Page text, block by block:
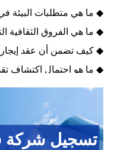
تسجيل شركة